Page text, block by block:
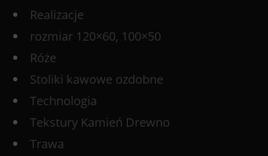
Realizacje
rozmiar 120×60, 100×50
Róże
Stoliki kawowe ozdobne
Technologia
Tekstury Kamień Drewno
Trawa